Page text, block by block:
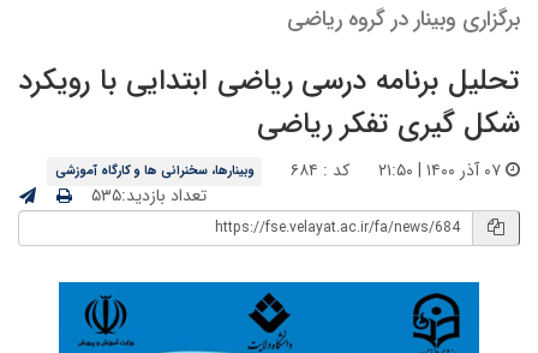
برگزاری وبینار در گروه ریاضی
تحلیل برنامه درسی ریاضی ابتدایی با رویکرد
شکل گیری تفکر ریاضی
کد : ۶۸۴ وبینارها، سخنرانی ها و کارگاه آموزشی
تعداد بازدید:۵۳۵